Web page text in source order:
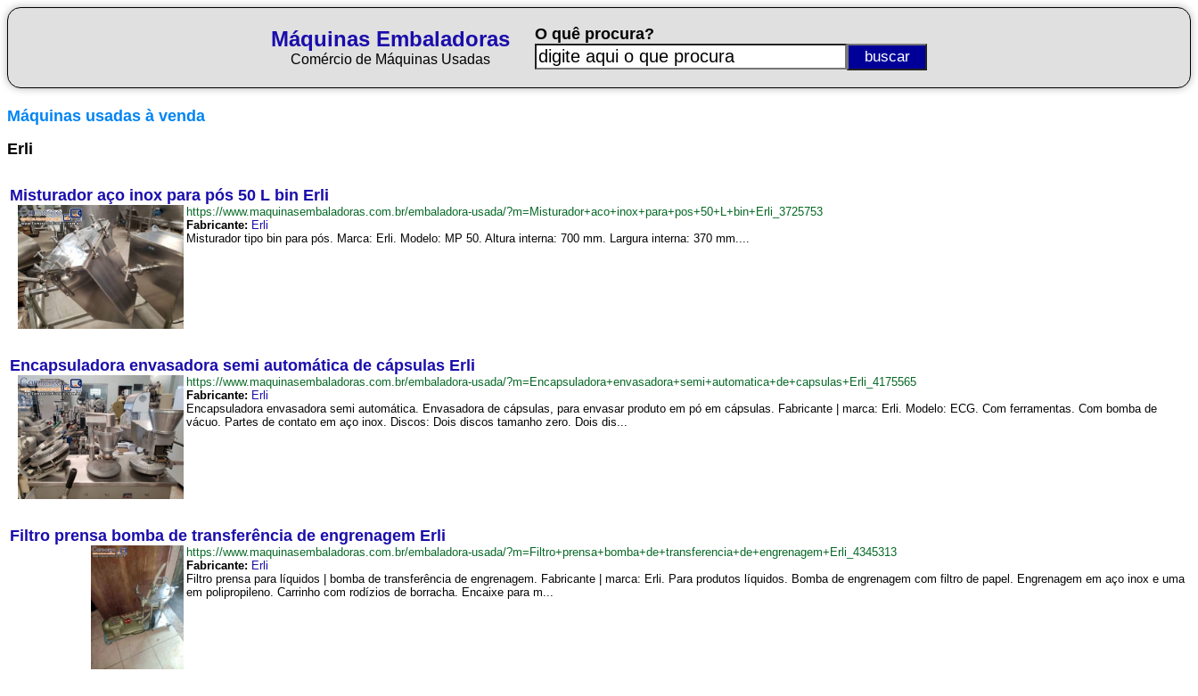
Máquinas Embaladoras
Comércio de Máquinas Usadas
O quê procura?
Máquinas usadas à venda
Erli
Misturador aço inox para pós 50 L bin Erli
https://www.maquinasembaladoras.com.br/embaladora-usada/?m=Misturador+aco+inox+para+pos+50+L+bin+Erli_3725753
Fabricante: Erli
Misturador tipo bin para pós. Marca: Erli. Modelo: MP 50. Altura interna: 700 mm. Largura interna: 370 mm....
Encapsuladora envasadora semi automática de cápsulas Erli
https://www.maquinasembaladoras.com.br/embaladora-usada/?m=Encapsuladora+envasadora+semi+automatica+de+capsulas+Erli_4175565
Fabricante: Erli
Encapsuladora envasadora semi automática. Envasadora de cápsulas, para envasar produto em pó em cápsulas. Fabricante | marca: Erli. Modelo: ECG. Com ferramentas. Com bomba de
vácuo. Partes de contato em aço inox. Discos: Dois discos tamanho zero. Dois dis...
Filtro prensa bomba de transferência de engrenagem Erli
https://www.maquinasembaladoras.com.br/embaladora-usada/?m=Filtro+prensa+bomba+de+transferencia+de+engrenagem+Erli_4345313
Fabricante: Erli
Filtro prensa para líquidos | bomba de transferência de engrenagem. Fabricante | marca: Erli. Para produtos líquidos. Bomba de engrenagem com filtro de papel. Engrenagem em aço inox e uma
em polipropileno. Carrinho com rodízios de borracha. Encaixe para m...